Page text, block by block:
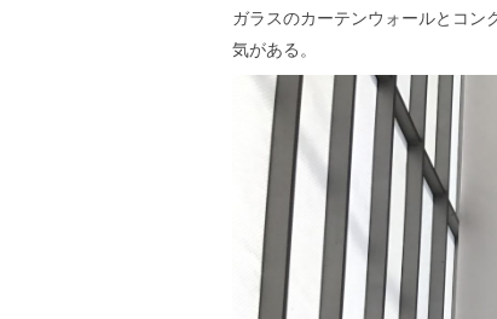
ガラスのカーテンウォールとコン
気がある。